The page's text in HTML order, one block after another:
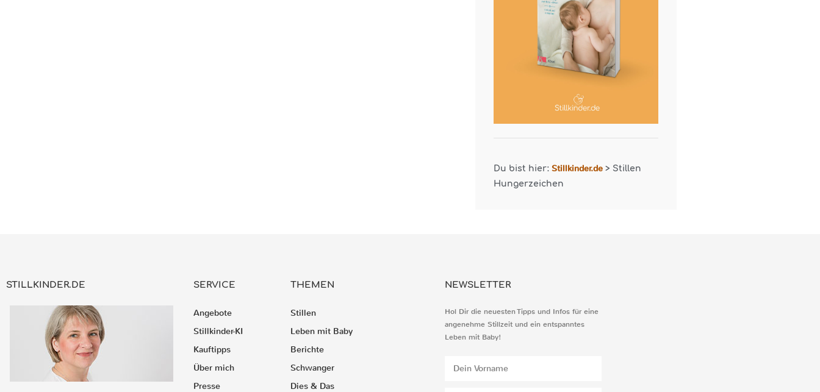
Du bist hier:Stillkinder.de > Stillen
Hungerzeichen
STILLKINDER.DE SERVICE
Angebote
Stillkinder-KI
Kauftipps
Über mich
Presse
THEMEN
Stillen
Leben mit Baby
Berichte
Schwanger
Dies & Das
NEWSLETTER
Hol Dir die neuesten Tipps und Infos für eine
angenehme Stillzeit und ein entspanntes
Leben mit Baby!